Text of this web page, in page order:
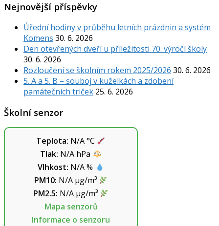
Nejnovější příspěvky
Úřední hodiny v průběhu letních prázdnin a systém
Komens 30. 6. 2026
Den otevřených dveří u příležitosti 70. výročí školy
30. 6. 2026
Rozloučení se školním rokem 2025/2026 30. 6. 2026
5. A a 5. B – souboj v kuželkách a zdobení
památečních triček 25. 6. 2026
Školní senzor
Teplota: N/A°C
Tlak: N/A hPa
Vlhkost: N/A%
PM10: N/Aµg/m³
PM2.5: N/Aµg/m³
Mapa senzorů
Informace o senzoru